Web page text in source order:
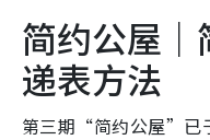
简约公屋｜
递表方法
第三期“简约公屋”已